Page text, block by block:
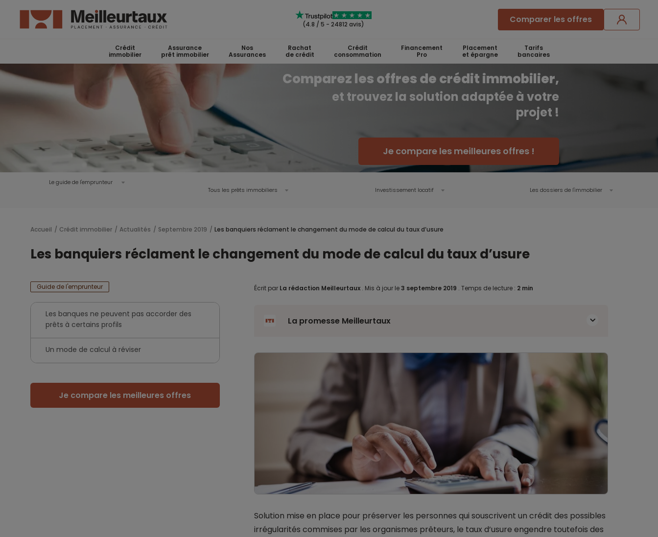
(4.8 / 5 - 24812 avis) Comparer les offres
Crédit
immobilier
Assurance
prêt immobilier
Nos
Assurances
Rachat
de crédit
Crédit
consommation
Financement
Pro
Placement
et épargne
Tarifs
bancaires
Comparez les offres de crédit immobilier,
et trouvez la solution adaptée à votre
projet !
Je compare les meilleures offres !
Le guide de l'emprunteur
Tous les prêts immobiliers
Investissement locatif Les dossiers de l'immobilier
Accueil Crédit immobilier Actualités Septembre 2019 Les banquiers réclament le changement du mode de calcul du taux d’usure
Les banquiers réclament le changement du mode de calcul du taux d’usure
Guide de l'emprunteur
Les banques ne peuvent pas accorder des
prêts à certains profils
Un mode de calcul à réviser
Je compare les meilleures offres
Écrit par La rédaction Meilleurtaux . Mis à jour le3 septembre 2019 . Temps de lecture : 2 min
La promesse Meilleurtaux
Solution mise en place pour préserver les personnes qui souscrivent un crédit des possibles
irrégularités commises par les organismes prêteurs, le taux d’usure engendre toutefois des